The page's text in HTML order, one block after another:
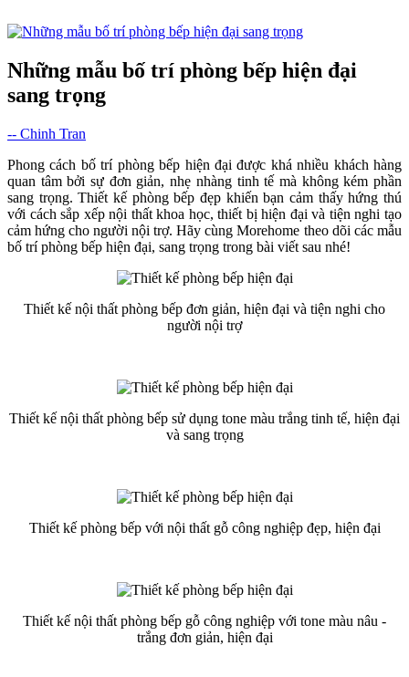
Những mẫu bố trí phòng bếp hiện đại
sang trọng
-- Chinh Tran
Phong cách bố trí phòng bếp hiện đại được khá nhiều khách hàng
quan tâm bởi sự đơn giản, nhẹ nhàng tinh tế mà không kém phần
sang trọng. Thiết kế phòng bếp đẹp khiến bạn cảm thấy hứng thú
với cách sắp xếp nội thất khoa học, thiết bị hiện đại và tiện nghi tạo
cảm hứng cho người nội trợ. Hãy cùng Morehome theo dõi các mẫu
bố trí phòng bếp hiện đại, sang trọng trong bài viết sau nhé!
Thiết kế nội thất phòng bếp đơn giản, hiện đại và tiện nghi cho
người nội trợ
Thiết kế nội thất phòng bếp sử dụng tone màu trắng tinh tế, hiện đại
và sang trọng
Thiết kế phòng bếp với nội thất gỗ công nghiệp đẹp, hiện đại
Thiết kế nội thất phòng bếp gỗ công nghiệp với tone màu nâu -
trắng đơn giản, hiện đại